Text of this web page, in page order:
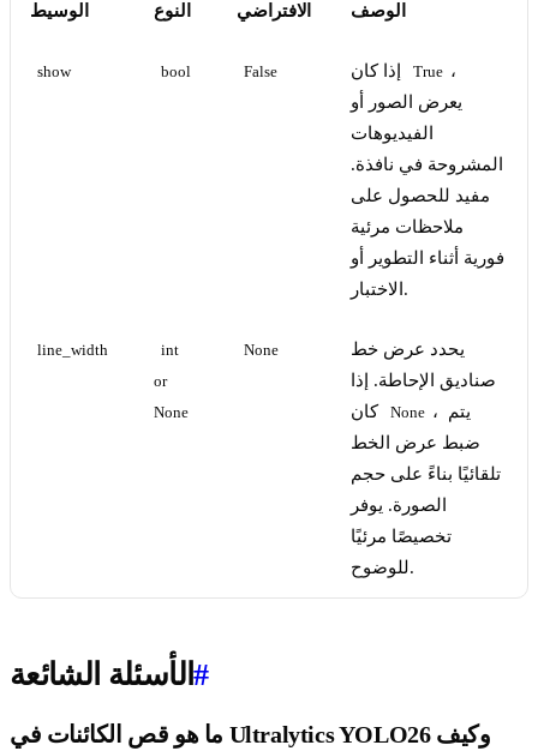
الوسيط النوع الافتراضي الوصف
show bool False True ،
يعرض الصور أو
الفيديوهات
المشروحة في نافذة.
مفيد للحصول على
ملاحظات مرئية
فورية أثناء التطوير أو
الاختبار.
line_width
int
or
None
None
يحدد عرض خط
صناديق الإحاطة. إذا
كان
None ، يتم
ضبط عرض الخط
تلقائيًا بناءً على حجم
الصورة. يوفر
تخصيصًا مرئيًا
للوضوح.
الأسئلة الشائعة#
ما هو قص الكائنات في Ultralytics YOLO26 وكيف